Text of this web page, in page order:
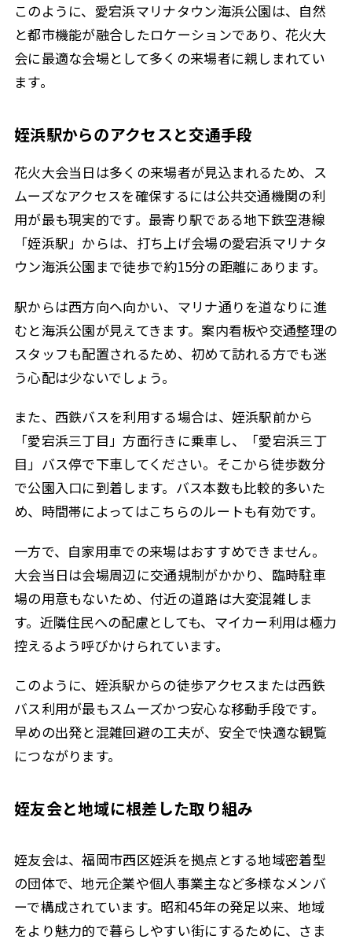
このように、愛宕浜マリナタウン海浜公園は、自然
と都市機能が融合したロケーションであり、花火大
会に最適な会場として多くの来場者に親しまれてい
ます。
姪浜駅からのアクセスと交通手段
花火大会当日は多くの来場者が見込まれるため、ス
ムーズなアクセスを確保するには公共交通機関の利
用が最も現実的です。最寄り駅である地下鉄空港線
「姪浜駅」からは、打ち上げ会場の愛宕浜マリナタ
ウン海浜公園まで徒歩で約15分の距離にあります。
駅からは西方向へ向かい、マリナ通りを道なりに進
むと海浜公園が見えてきます。案内看板や交通整理の
スタッフも配置されるため、初めて訪れる方でも迷
う心配は少ないでしょう。
また、西鉄バスを利用する場合は、姪浜駅前から
「愛宕浜三丁目」方面行きに乗車し、「愛宕浜三丁
目」バス停で下車してください。そこから徒歩数分
で公園入口に到着します。バス本数も比較的多いた
め、時間帯によってはこちらのルートも有効です。
一方で、自家用車での来場はおすすめできません。
大会当日は会場周辺に交通規制がかかり、臨時駐車
場の用意もないため、付近の道路は大変混雑しま
す。近隣住民への配慮としても、マイカー利用は極力
控えるよう呼びかけられています。
このように、姪浜駅からの徒歩アクセスまたは西鉄
バス利用が最もスムーズかつ安心な移動手段です。
早めの出発と混雑回避の工夫が、安全で快適な観覧
につながります。
姪友会と地域に根差した取り組み
姪友会は、福岡市西区姪浜を拠点とする地域密着型
の団体で、地元企業や個人事業主など多様なメンバ
ーで構成されています。昭和45年の発足以来、地域
をより魅力的で暮らしやすい街にするために、さま